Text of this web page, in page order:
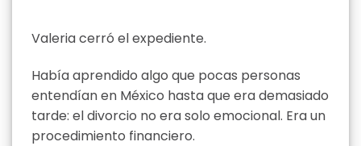
Valeria cerró el expediente.
Había aprendido algo que pocas personas
entendían en México hasta que era demasiado
tarde: el divorcio no era solo emocional. Era un
procedimiento financiero.